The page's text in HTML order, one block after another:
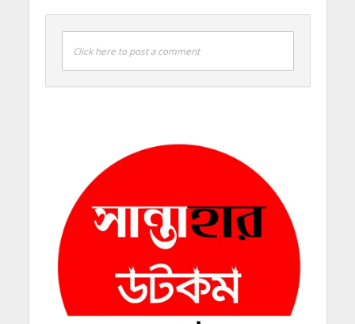
Click here to post a comment